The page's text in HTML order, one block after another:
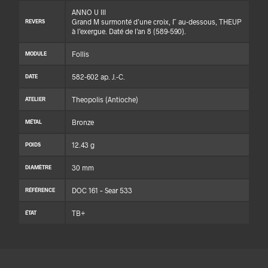
REVERS
ANNO U III
Grand M surmonté d’une croix, Γ au-dessous, THEUP
à l’exergue. Daté de l’an 8 (589-590).
MODULE Follis
DATE 582-602 ap. J.-C.
ATELIER Theopolis (Antioche)
MÉTAL Bronze
POIDS 12.43 g
DIAMÈTRE 30 mm
RÉFÉRENCE DOC 161 – Sear 533
ÉTAT TB+